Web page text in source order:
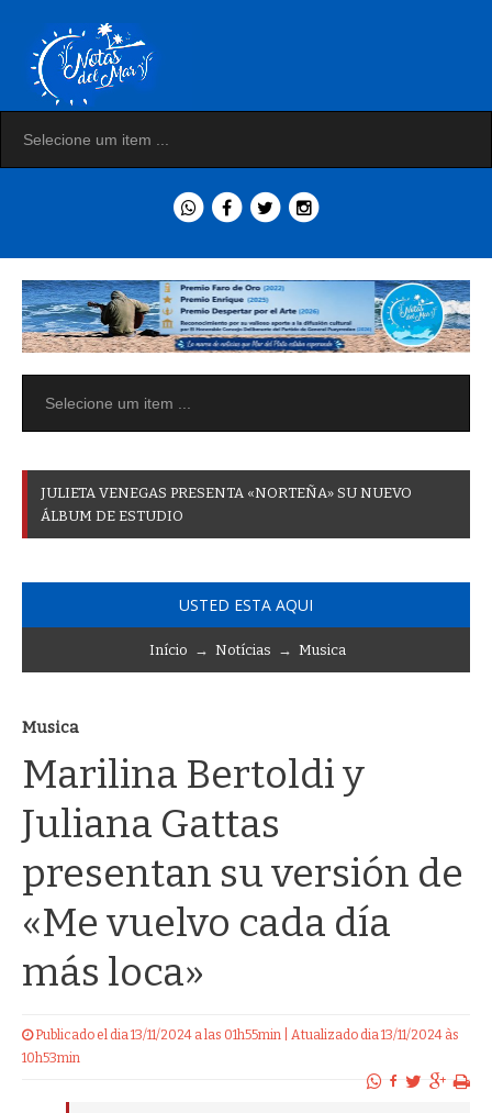
JULIETA VENEGAS PRESENTA «NORTEÑA» SU NUEVO
ÁLBUM DE ESTUDIO
USTED ESTA AQUI
Início → Notícias → Musica
Musica
Marilina Bertoldi y
Juliana Gattas
presentan su versión de
«Me vuelvo cada día
más loca»
Publicado el dia 13/11/2024 a las 01h55min | Atualizado dia 13/11/2024 às
10h53min